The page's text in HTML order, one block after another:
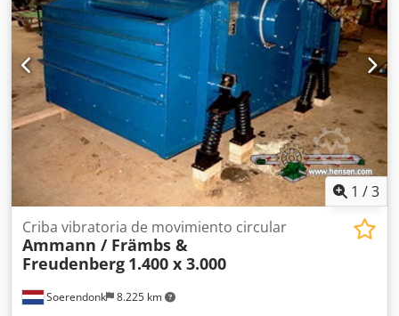
1 /3
Soerendonk 8.225 km
Criba vibratoria de movimiento circular
Ammann / Främbs &
Freudenberg 1.400 x 3.000